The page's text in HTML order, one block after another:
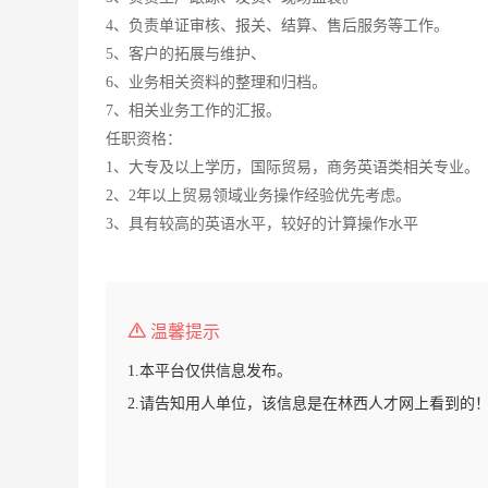
4、负责单证审核、报关、结算、售后服务等工作。
5、客户的拓展与维护、
6、业务相关资料的整理和归档。
7、相关业务工作的汇报。
任职资格：
1、大专及以上学历，国际贸易，商务英语类相关专业。
2、2年以上贸易领域业务操作经验优先考虑。
3、具有较高的英语水平，较好的计算操作水平
温馨提示
1.本平台仅供信息发布。
2.请告知用人单位，该信息是在林西人才网上看到的